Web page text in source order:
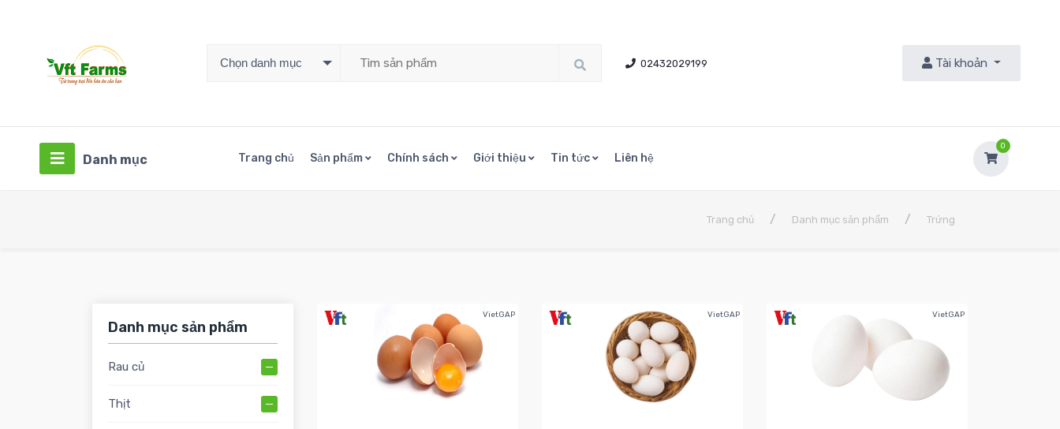
Chọn danh mục 02432029199 Tài khoản
Danh mục Trang chủ Sản phẩm Chính sách Giới thiệu Tin tức Liên hệ
0
Trang chủ / Danh mục sản phẩm / Trứng
Danh mục sản phẩm
Rau củ
Thịt
VietGAP VietGAP VietGAP